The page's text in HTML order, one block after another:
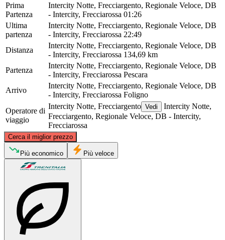
Prima
Partenza
Intercity Notte, Frecciargento, Regionale Veloce, DB
- Intercity, Frecciarossa 01:26
Ultima
partenza
Intercity Notte, Frecciargento, Regionale Veloce, DB
- Intercity, Frecciarossa 22:49
Distanza
Intercity Notte, Frecciargento, Regionale Veloce, DB
- Intercity, Frecciarossa 134,69 km
Partenza
Intercity Notte, Frecciargento, Regionale Veloce, DB
- Intercity, Frecciarossa Pescara
Arrivo
Intercity Notte, Frecciargento, Regionale Veloce, DB
- Intercity, Frecciarossa Foligno
Operatore di
viaggio
Intercity Notte, Frecciargento Vedi
Intercity Notte,
Frecciargento, Regionale Veloce, DB - Intercity,
Frecciarossa
Cerca il miglior prezzo
Foligno
Più economico Più veloce